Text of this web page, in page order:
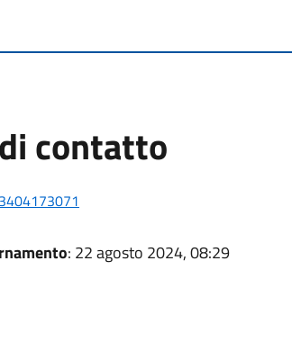
contatto
: 22 agosto 2024, 08:29